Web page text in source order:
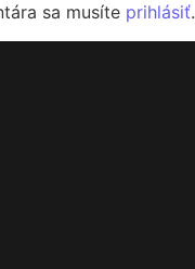
sa musíte prihlásiť.